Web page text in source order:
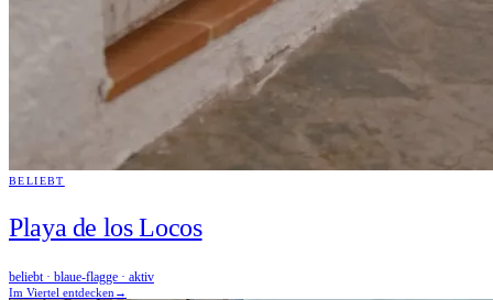
BELIEBT
Playa de los Locos
beliebt · blaue-flagge · aktiv
Im Viertel entdecken →